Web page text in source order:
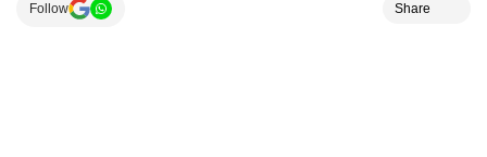
Follow Share